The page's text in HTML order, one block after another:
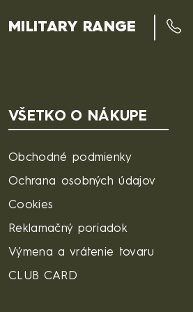
MILITARY RANGE
VŠETKO O NÁKUPE
Obchodné podmienky
Ochrana osobných údajov
Cookies
Reklamačný poriadok
Výmena a vrátenie tovaru
CLUB CARD